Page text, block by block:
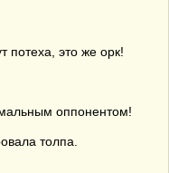
потеха, это же орк!
оппонентом!
толпа.